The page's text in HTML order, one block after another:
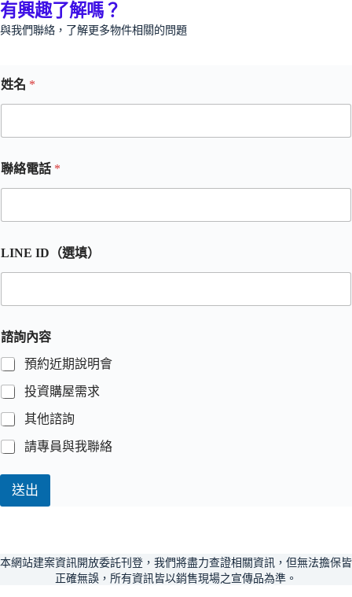
有興趣了解嗎？
與我們聯絡，了解更多物件相關的問題
姓名 *
聯絡電話 *
LINE ID（選填）
諮詢內容
預約近期說明會
投資購屋需求
其他諮詢
請專員與我聯絡
送出
本網站建案資訊開放委託刊登，我們將盡力查證相關資訊，但無法擔保皆
正確無誤，所有資訊皆以銷售現場之宣傳品為準。